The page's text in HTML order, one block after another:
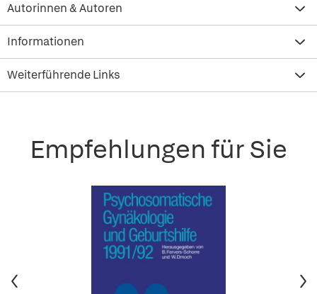
Autorinnen & Autoren
Informationen
Weiterführende Links
Empfehlungen für Sie